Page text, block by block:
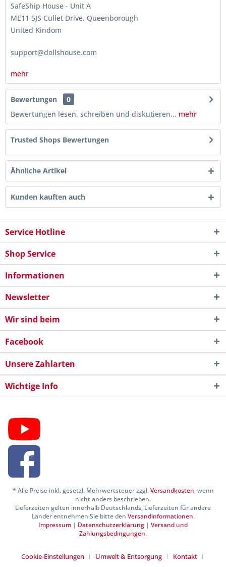
SafeShip House - Unit A
ME11 5JS Cullet Drive, Queenborough
United Kindom
support@dollshouse.com
mehr
Bewertungen
0
Bewertungen lesen, schreiben und diskutieren... mehr
Trusted Shops Bewertungen
Ähnliche Artikel
Kunden kauften auch
Service Hotline
Shop Service
Informationen
Newsletter
Wir sind beim
Facebook
Unsere Zahlarten
Wichtige Info
* Alle Preise inkl. gesetzl. Mehrwertsteuer zzgl.Versandkosten, wenn
nicht anders beschrieben.
Lieferzeiten gelten innerhalb Deutschlands, Lieferzeiten für andere
Länder entnehmen Sie bitte den Versandinformationen.
Impressum | Datenschutzerklärung | Versand und
Zahlungsbedingungen.
Cookie-Einstellungen Umwelt & Entsorgung Kontakt